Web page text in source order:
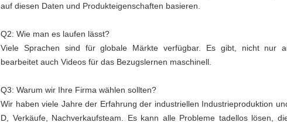
auf diesen Daten und Produkteigenschaften basieren.
Q2: Wie man es laufen lässt?
Viele Sprachen sind für globale Märkte verfügbar. Es gibt, nicht nur
bearbeitet auch Videos für das Bezugslernen maschinell.
Q3: Warum wir Ihre Firma wählen sollten?
Wir haben viele Jahre der Erfahrung der industriellen Industrieproduktion
D, Verkäufe, Nachverkaufsteam. Es kann alle Probleme tadellos lösen,